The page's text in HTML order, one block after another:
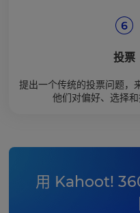
投票
提出一个传统的投票问题，
他们对偏好、选择和
用 Kahoot!